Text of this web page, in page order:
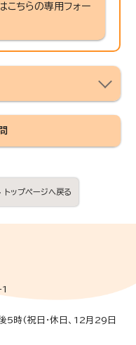
こちらの専用フォー
トップページへ戻る
1
5時(祝日・休日、12月29日